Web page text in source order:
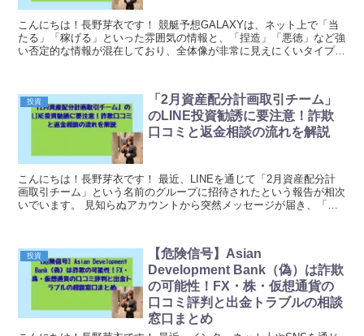
こんにちは！長野芽衣です！ 競艇予想GALAXYは、ネット上で「当
たる」「稼げる」といった雰囲気の情報と、「捏造」「悪徳」など強
い否定的な情報が混在しており、全体像が非常に見えにくいタイプの
投資
「2月資産配分計画取引チーム」
のLINE投資勧誘に要注意！詐欺
口コミと返金相談の流れを解説
こんにちは！長野芽衣です！ 最近、LINEを通じて「2月資産配分計
画取引チーム」という名前のグループに招待されたという報告が相次
いでいます。 見知らぬアカウントから突然メッセージが届き、「資
投資
【危険信号】Asian
Development Bank（偽）は詐欺
の可能性！FX・株・仮想通貨の
口コミ評判と出金トラブルの相談
窓口まとめ